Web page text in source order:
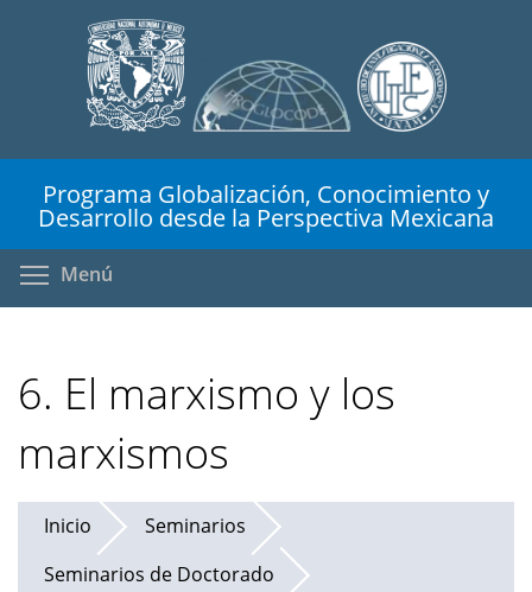
contenido
Programa Globalización, Conocimiento y
Desarrollo desde la Perspectiva Mexicana
Menú
6. El marxismo y los
marxismos
Inicio
Seminarios
Seminarios de Doctorado